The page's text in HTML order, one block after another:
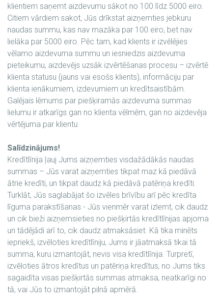
klientiem saņemt aizdevumu sākot no 100 līdz 5000 eiro.
Citiem vārdiem sakot, Jūs drīkstat aizņemties jebkuru
naudas summu, kas nav mazāka par 100 eiro, bet nav
lielāka par 5000 eiro. Pēc tam, kad klients ir izvēlējies
vēlamo aizdevuma summu un iesniedzis aizdevuma
pieteikumu, aizdevējs uzsāk izvērtēšanas procesu – izvērtē
klienta statusu (jauns vai esošs klients), informāciju par
klienta ienākumiem, izdevumiem un kredītsaistībām.
Galējais lēmums par piešķiramās aizdevuma summas
lielumu ir atkarīgs gan no klienta vēlmēm, gan no aizdevēja
vērtējuma par klientu.
Salīdzinājums!
Kredītlīnija ļauj Jums aizņemties visdažādākās naudas
summas – Jūs varat aizņemties tikpat maz kā piedāvā
ātrie kredīti, un tikpat daudz kā piedāvā patēriņa kredīti.
Turklāt, Jūs saglabājat šo izvēles brīvību arī pēc kredīta
līguma parakstīšanas - Jūs vienmēr varat izlemt, cik daudz
un cik bieži aizņemsieties no piešķirtās kredītlīnijas apjoma
un tādējādi arī to, cik daudz atmaksāsiet. Kā tika minēts
iepriekš, izvēloties kredītlīniju, Jums ir jāatmaksā tikai tā
summa, kuru izmantojāt, nevis visa kredītlīnija. Turpretī,
izvēloties ātros kredītus un patēriņa kredītus, no Jums tiks
sagaidīta visas piešķirtās summas atmaksa, neatkarīgi no
tā, vai Jūs to izmantojāt pilnā apmērā.